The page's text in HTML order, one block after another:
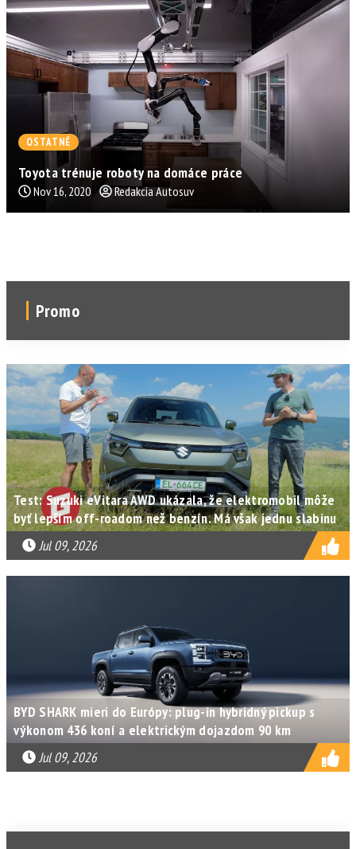
OSTATNÉ
Toyota trénuje roboty na domáce práce
Nov 16, 2020 Redakcia Autosuv
Promo
Test: Suzuki eVitara AWD ukázala, že elektromobil môže
byť lepším off-roadom než benzín. Má však jednu slabinu
Jul 09, 2026
BYD SHARK mieri do Európy: plug-in hybridný pickup s
výkonom 436 koní a elektrickým dojazdom 90 km
Jul 09, 2026